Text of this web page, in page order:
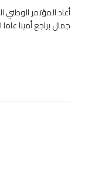
أعاد المؤتمر
جمال براجع أمينا